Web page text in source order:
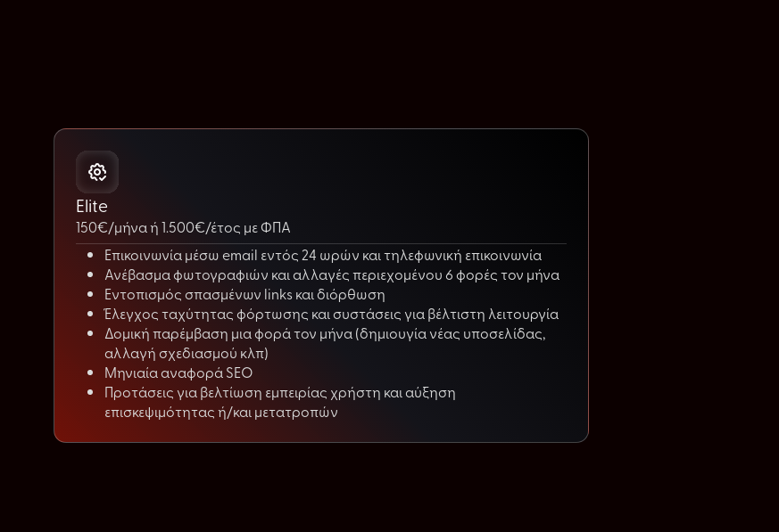
Elite
150€/μήνα ή 1.500€/έτος με ΦΠΑ
Επικοινωνία μέσω email εντός 24 ωρών και τηλεφωνική επικοινωνία
Ανέβασμα φωτογραφιών και αλλαγές περιεχομένου 6 φορές τον μήνα
Εντοπισμός σπασμένων links και διόρθωση
Έλεγχος ταχύτητας φόρτωσης και συστάσεις για βέλτιστη λειτουργία
Δομική παρέμβαση μια φορά τον μήνα (δημιουγία νέας υποσελίδας,
αλλαγή σχεδιασμού κλπ)
Μηνιαία αναφορά SEO
Προτάσεις για βελτίωση εμπειρίας χρήστη και αύξηση
επισκεψιμότητας ή/και μετατροπών